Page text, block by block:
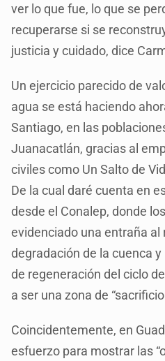
ver lo que fue, lo que se
recuperarse si se
justicia y cuidado, dice
Un ejercicio parecido de
agua se está haciendo
Santiago, en las
Juanacatlán, gracias al
civiles como Un Salto de
De la cual daré cuenta en
desde el Conalep, donde
evidenciado una entraña al
degradación de la cuenca
de regeneración del ciclo
a ser una zona de
Coincidentemente, en
esfuerzo para mostrar las